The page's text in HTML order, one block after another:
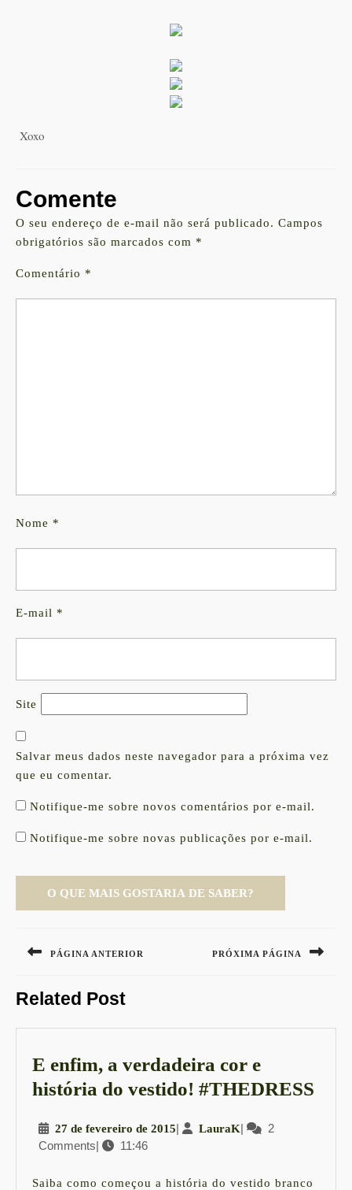
Xoxo
Comente
O seu endereço de e-mail não será publicado. Campos
obrigatórios são marcados com *
Comentário *
Nome *
E-mail *
Site
Salvar meus dados neste navegador para a próxima vez
que eu comentar.
Notifique-me sobre novos comentários por e-mail.
Notifique-me sobre novas publicações por e-mail.
de
PÁGINA ANTERIOR
post:
PRÓXIMA PÁGINA
Related Post
E enfim, a verdadeira cor e
história do vestido! #THEDRESS
27 de fevereiro de 201527
de
| LauraKLauraK
|
2
Comments| 11:46
Saiba como começou a história do vestido branco